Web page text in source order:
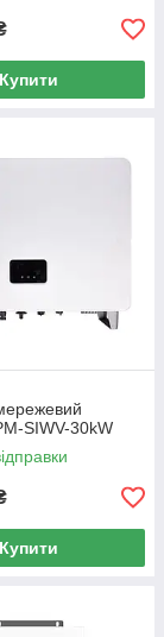
Купити
SIWV-30kW
Купити